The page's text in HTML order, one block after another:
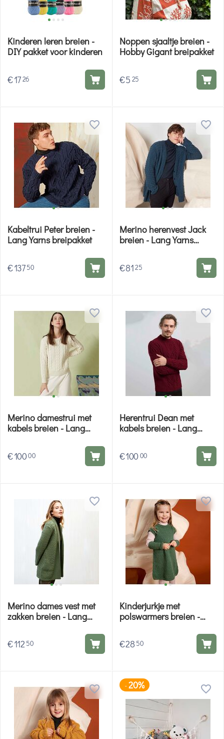
Kinderen leren breien -
DIY pakket voor kinderen
€1726
Noppen sjaaltje breien -
Hobby Gigant breipakket
€5 25
Kabeltrui Peter breien -
Lang Yarns breipakket
€137 50
Merino herenvest Jack
breien - Lang Yarns
€8125
Merino damestrui met
kabels breien - Lang
€10000
Herentrui Dean met
kabels breien - Lang
€10000
Merino dames vest met
zakken breien - Lang
€112 50
Kinderjurkje met
polswarmers breien -
€28 50
-20%